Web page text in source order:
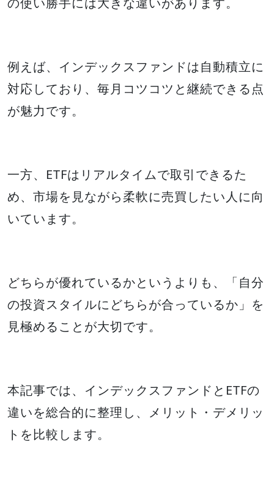
例えば、インデックスファンドは自動積立に
対応しており、毎月コツコツと継続できる点
が魅力です。
一方、ETFはリアルタイムで取引できるた
め、市場を見ながら柔軟に売買したい人に向
いています。
どちらが優れているかというよりも、「自分
の投資スタイルにどちらが合っているか」を
見極めることが大切です。
本記事では、インデックスファンドとETFの
違いを総合的に整理し、メリット・デメリッ
トを比較します。